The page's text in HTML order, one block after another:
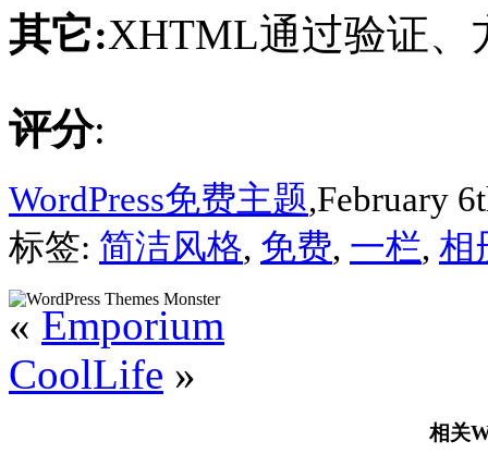
其它:XHTML通过验证、
评分:
WordPress免费主题,February
标签: 简洁风格, 免费, 一栏, 相
« Emporium
CoolLife »
相关